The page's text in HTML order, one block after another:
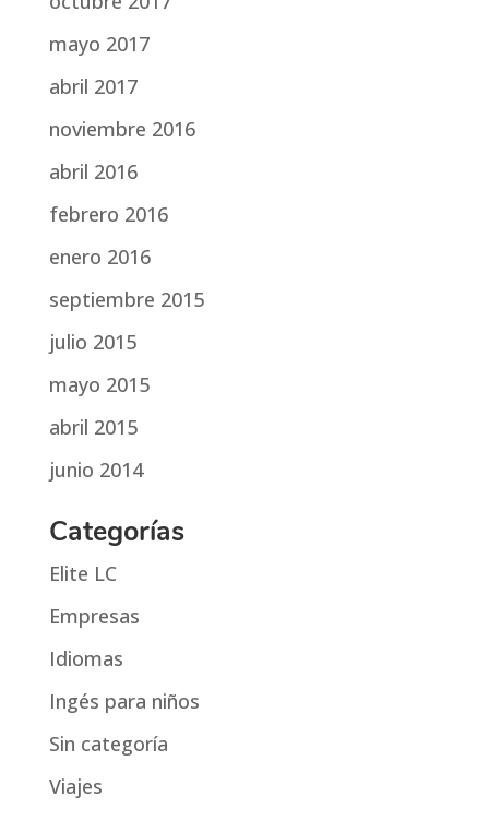
mayo 2017
abril 2017
noviembre 2016
abril 2016
febrero 2016
enero 2016
septiembre 2015
julio 2015
mayo 2015
abril 2015
junio 2014
Categorías
Elite LC
Empresas
Idiomas
Ingés para niños
Sin categoría
Viajes